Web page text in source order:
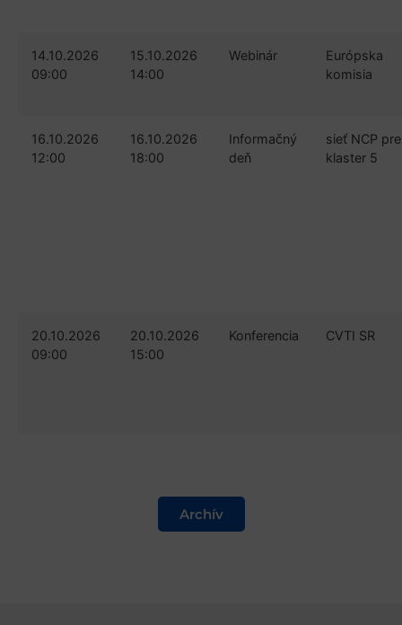
14.10.2026
09:00
15.10.2026
14:00
Webinár
Európska
komisia
16.10.2026
12:00
16.10.2026
18:00
Informačný
deň
sieť NCP pre
klaster 5
20.10.2026
09:00
20.10.2026
15:00
Konferencia CVTI SR
Archív